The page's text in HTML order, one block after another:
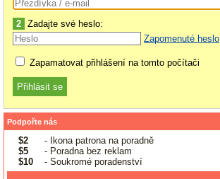
2 Zadajte své heslo:
Zapomenuté heslo
Zapamatovat přihlášení na tomto počítači
Podpořte nás
$2
- Ikona patrona na poradně
$5
- Poradna bez reklam
$10
- Soukromé poradenství